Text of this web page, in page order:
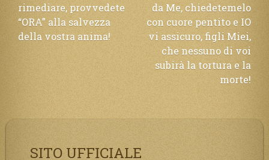
rimediare, provvedete
“ORA” alla salvezza
della vostra anima!
da Me, chiedetemelo
con cuore pentito e IO
vi assicuro, figli Miei,
che nessuno di voi
subirà la tortura e la
morte!
SITO UFFICIALE